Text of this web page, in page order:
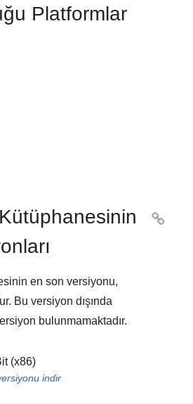
Platformlar

en son versiyonu,
Bu versiyon dışında
bulunmamaktadır.
(x86)
indir